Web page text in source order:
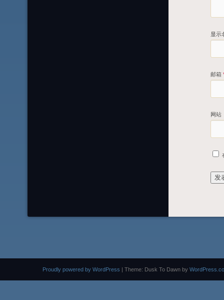
显示
邮箱
网站
Proudly powered by WordPress | Theme: Dusk To Dawn by